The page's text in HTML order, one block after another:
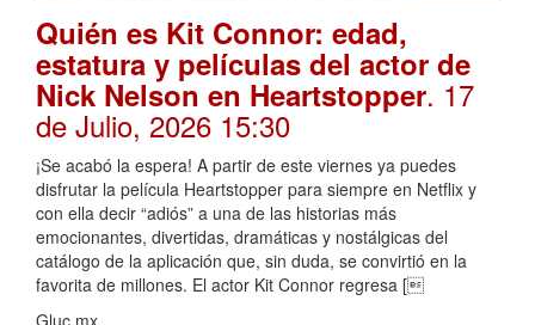
Quién es Kit Connor: edad,
estatura y películas del actor de
Nick Nelson en Heartstopper. 17
de Julio, 2026 15:30
¡Se acabó la espera! A partir de este viernes ya puedes
disfrutar la película Heartstopper para siempre en Netflix y
con ella decir “adiós” a una de las historias más
emocionantes, divertidas, dramáticas y nostálgicas del
catálogo de la aplicación que, sin duda, se convirtió en la
favorita de millones. El actor Kit Connor regresa [